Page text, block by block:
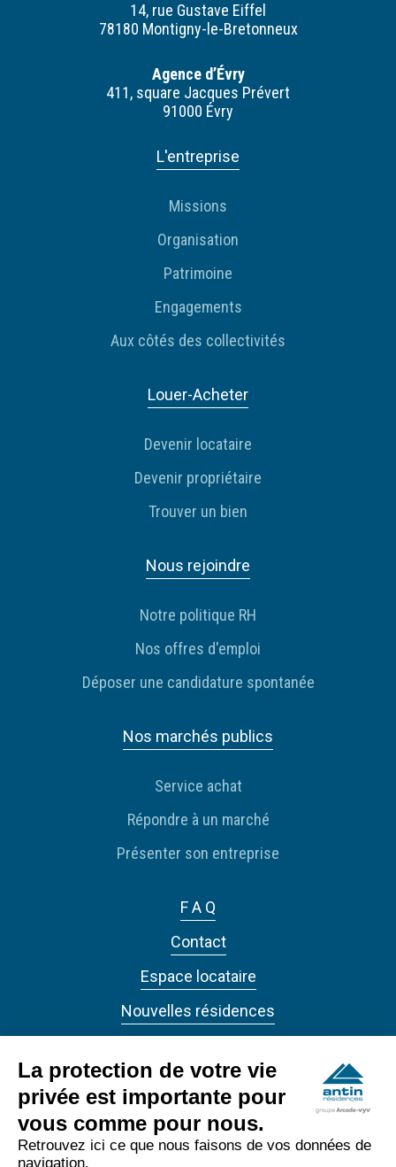
14, rue Gustave Eiffel
78180 Montigny-le-Bretonneux
Agence d’Évry
411, square Jacques Prévert
91000 Évry
L'entreprise
Missions
Organisation
Patrimoine
Engagements
Aux côtés des collectivités
Louer-Acheter
Devenir locataire
Devenir propriétaire
Trouver un bien
Nous rejoindre
Notre politique RH
Nos offres d'emploi
Déposer une candidature spontanée
Nos marchés publics
Service achat
Répondre à un marché
Présenter son entreprise
F A Q
Contact
Espace locataire
Nouvelles résidences
La protection de votre vie
privée est importante pour
vous comme pour nous.
Retrouvez ici ce que nous faisons de vos données de
navigation.